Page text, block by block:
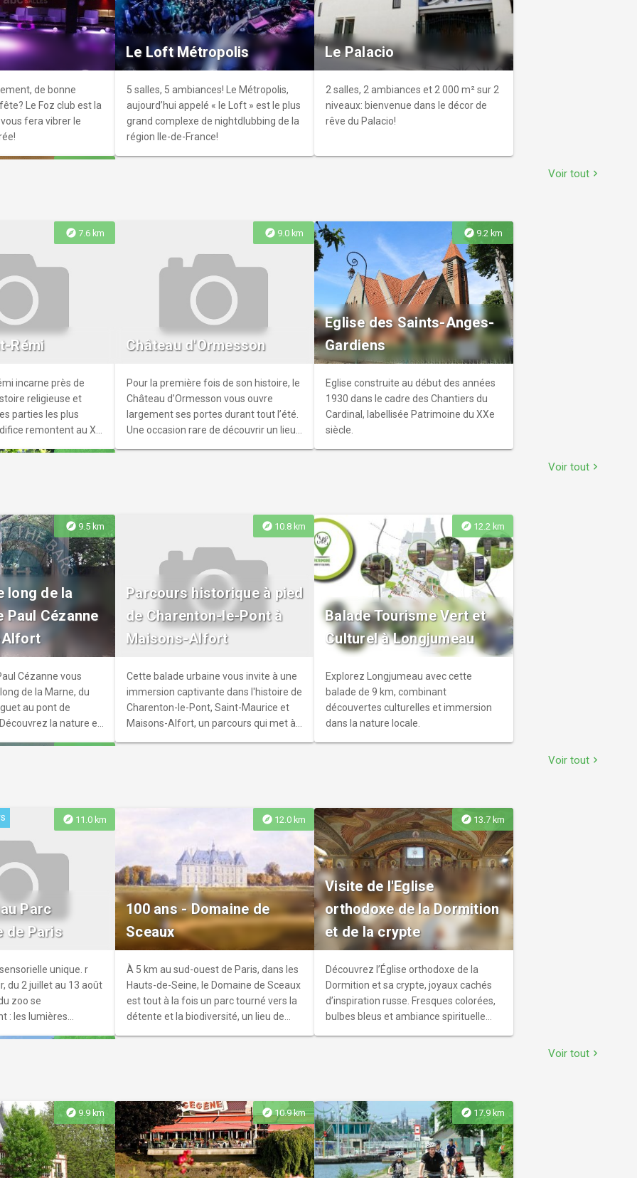
Gilles Malet
de chaussée du
Veneur, à Soisy-sur-
de bonne
Le Foz club est la
fera vibrer le
Le Loft Métropolis
5 salles, 5 ambiances! Le Métropolis,
aujourd’hui appelé « le Loft » est le plus
grand complexe de nightdlubbing de la
région Ile-de-France!
Le Palacio
2 salles, 2 ambiances et 2 000 m² sur 2
niveaux: bienvenue dans le décor de
rêve du Palacio!
Skybar
Hôtel dans le 13e
27ème étage d’un
le Too Tac Tac
La nouvelle
manquer pour se
Voir tout chevron_right
explore 7.6 km
Rémi
incarne près de
religieuse et
parties les plus
remontent au XIIᵉ
explore 9.0 km
Château d'Ormesson
Pour la première fois de son histoire, le
Château d’Ormesson vous ouvre
largement ses portes durant tout l’été.
Une occasion rare de découvrir un lieu
explore 9.2 km
Eglise des Saints-Anges-
Gardiens
Eglise construite au début des années
1930 dans le cadre des Chantiers du
Cardinal, labellisée Patrimoine du XXe
siècle.
Veneur
Veneur est le
Avec son jardin de
et son aire de jeu,
pour
Voir tout chevron_right
explore 9.5 km
long de la
Paul Cézanne
Alfort
Cézanne vous
de la Marne, du
au pont de
la nature en
explore 10.8 km
Parcours historique à pied
de Charenton-le-Pont à
Maisons-Alfort
Cette balade urbaine vous invite à une
immersion captivante dans l'histoire de
Charenton-le-Pont, Saint-Maurice et
Maisons-Alfort, un parcours qui met à
explore 12.2 km
Balade Tourisme Vert et
Culturel à Longjumeau
Explorez Longjumeau avec cette
balade de 9 km, combinant
découvertes culturelles et immersion
dans la nature locale.
Art
peu de temps libre
? Profitez de ce
les différentes
Voir tout chevron_right
explore 11.0 km
Parc
de Paris
unique. r
du 2 juillet au 13 août
zoo se
: les lumières
explore 12.0 km
100 ans - Domaine de
Sceaux
À 5 km au sud-ouest de Paris, dans les
Hauts-de-Seine, le Domaine de Sceaux
est tout à la fois un parc tourné vers la
détente et la biodiversité, un lieu de
explore 13.7 km
Visite de l'Eglise
orthodoxe de la Dormition
et de la crypte
Découvrez l’Église orthodoxe de la
Dormition et sa crypte, joyaux cachés
d’inspiration russe. Fresques colorées,
bulbes bleus et ambiance spirituelle
Photographe
Voir tout chevron_right
explore 9.9 km explore10.9 km explore 17.9 km